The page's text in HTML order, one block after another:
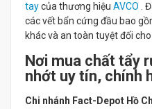
taycủa thương hiệu AVCO
.
các vết bẩn cứng đầu bao
khác và an toàn tuyệt đối
Nơi mua chất tẩy
nhớt uy tín, chính
Chi nhánh Fact-Depot Hồ